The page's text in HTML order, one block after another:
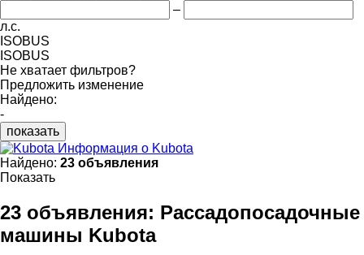
–
л.с.
ISOBUS
ISOBUS
Не хватает фильтров?
Предложить изменение
Найдено:
-
показать
Информация о Kubota
Найдено: 23 объявления
Показать
23 объявления: Рассадопосадочные
машины Kubota